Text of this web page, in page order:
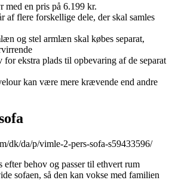
med en pris på 6.199 kr.
af flere forskellige dele, der skal samles
og stel armlæn skal købes separat,
ekstra plads til opbevaring af de separat
kan være mere krævende end andre
dk/da/p/vimle-2-pers-sofa-s59433596/
efter behov og passer til ethvert rum
sofaen, så den kan vokse med familien